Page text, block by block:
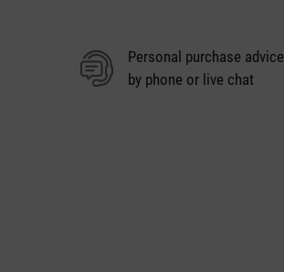
Personal purchase advice
by phone or live chat